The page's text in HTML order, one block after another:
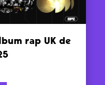
rap UK de